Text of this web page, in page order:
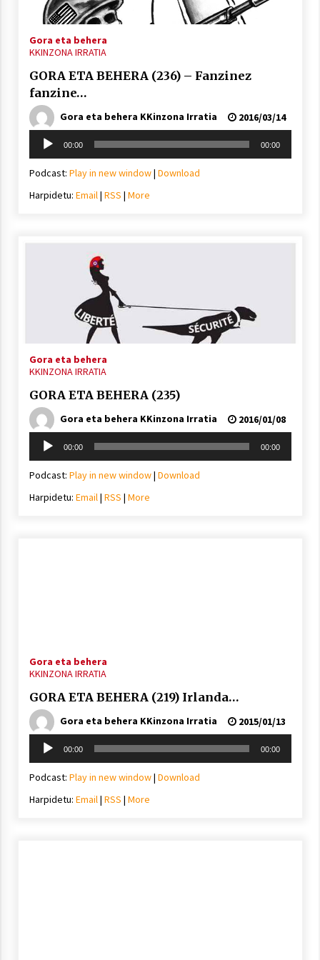
2021/06/30
Gora eta behera
KKINZONA IRRATIA
GORA ETA BEHERA (236) – Fanzinez
fanzine…
Gora eta behera KKinzona Irratia
2016/03/14
Soinu
erreproduzigailua
00:00 00:00
Podcast: Play in new window| Download
Harpidetu: Email| RSS | More
Gora eta behera
KKINZONA IRRATIA
GORA ETA BEHERA (235)
Gora eta behera KKinzona Irratia
2016/01/08
Soinu
erreproduzigailua
00:00 00:00
Podcast: Play in new window| Download
Harpidetu: Email| RSS | More
Gora eta behera
KKINZONA IRRATIA
GORA ETA BEHERA (219) Irlanda…
Gora eta behera KKinzona Irratia
2015/01/13
Soinu
erreproduzigailua
00:00 00:00
Podcast: Play in new window| Download
Harpidetu: Email| RSS | More